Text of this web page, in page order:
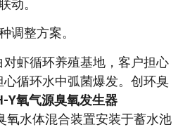
动。
调整方案。
虾循环养殖基地，客户担心
循环水中弧菌爆发。创环臭
Y氧气源臭氧发生器
氧水体混合装置安装于蓄水池